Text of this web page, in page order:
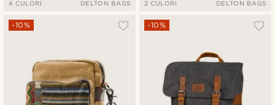
4 CULORI DELTON BAGS 2 CULORI DELTON BAGS
-10% -10%